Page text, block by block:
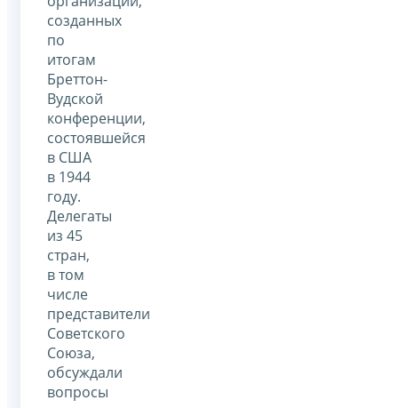
созданных
по
итогам
Бреттон-
Вудской
конференции,
состоявшейся
в США
в 1944
году.
Делегаты
из 45
стран,
в том
числе
представители
Советского
Союза,
обсуждали
вопросы